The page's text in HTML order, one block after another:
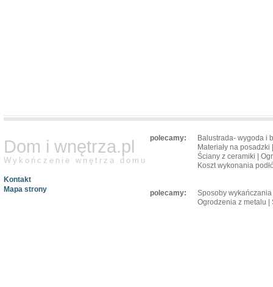
Dom i wnętrza.pl
Wykończenie wnętrza domu
Kontakt
Mapa strony
polecamy:
Balustrada- wygoda i
Materiały na posadzki
Ściany z ceramiki
Koszt wykonania
polecamy:
Sposoby
Ogrodzenia z metalu